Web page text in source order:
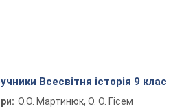
Всесвітня історія 9 клас
О.О. Мартинюк, О. О. Гісем